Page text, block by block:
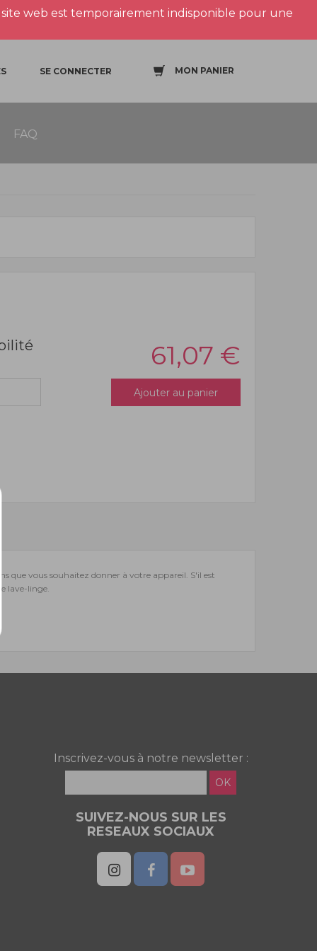
web est temporairement indisponible pour une
SE CONNECTER MON PANIER
FAQ
61,07 €
Ajouter au panier
que vous souhaitez donner à votre appareil. S'il est
lave-linge.
Inscrivez-vous à notre newsletter :
OK
SUIVEZ-NOUS SUR LES
RESEAUX SOCIAUX